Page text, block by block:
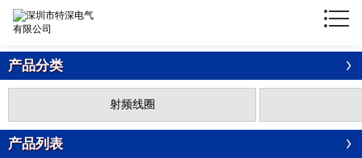
产品分类
射频线圈
产品列表